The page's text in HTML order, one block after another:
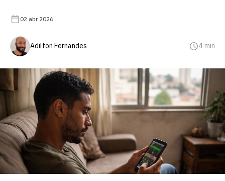
02 abr 2026
Adilton Fernandes 4 min